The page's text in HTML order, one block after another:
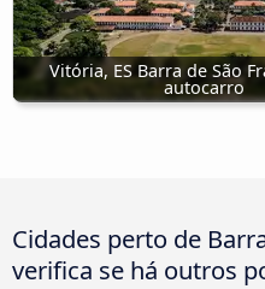
Vitória, ES Barra de São
autocarro
Cidades perto de
verifica se há outros